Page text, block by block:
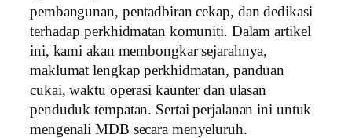
pembangunan, pentadbiran cekap, dan dedikasi
terhadap perkhidmatan komuniti. Dalam artikel
ini, kami akan membongkar sejarahnya,
maklumat lengkap perkhidmatan, panduan
cukai, waktu operasi kaunter dan ulasan
penduduk tempatan. Sertai perjalanan ini untuk
mengenali MDB secara menyeluruh.